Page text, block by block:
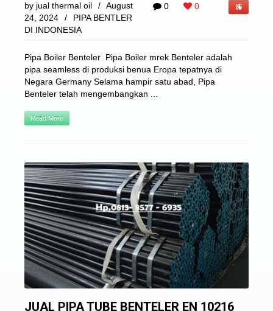
0 0
by jual thermal oil / August
24, 2024
/
PIPA BENTLER
DI INDONESIA
Pipa Boiler Benteler Pipa Boiler mrek Benteler adalah
pipa seamless di produksi benua Eropa tepatnya di
Negara Germany Selama hampir satu abad, Pipa
Benteler telah mengembangkan ...
Read More
JUAL PIPA TUBE BENTELER EN 10216